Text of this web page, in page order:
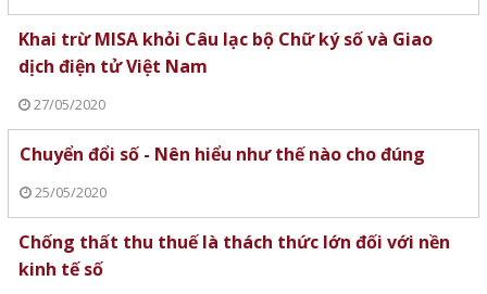
Khai trừ MISA khỏi Câu lạc bộ Chữ ký số và Giao
dịch điện tử Việt Nam
27/05/2020
Chuyển đổi số - Nên hiểu như thế nào cho đúng
25/05/2020
Chống thất thu thuế là thách thức lớn đối với nền
kinh tế số